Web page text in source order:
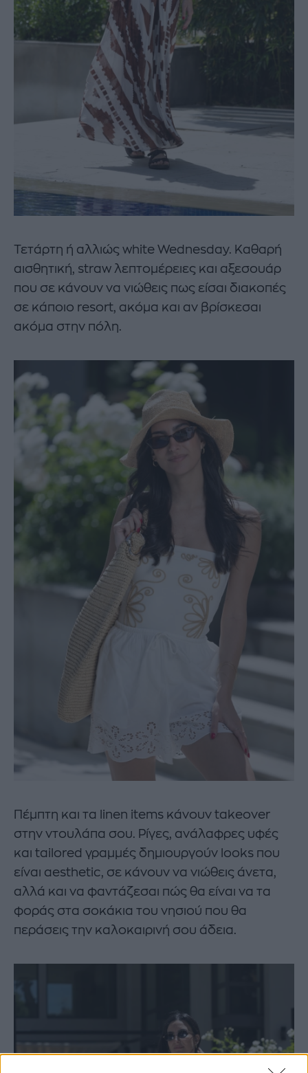
Τετάρτη ή αλλιώς white Wednesday. Καθαρή
αισθητική, straw λεπτομέρειες και αξεσουάρ
που σε κάνουν να νιώθεις πως είσαι διακοπές
σε κάποιο resort, ακόμα και αν βρίσκεσαι
ακόμα στην πόλη.
Πέμπτη και τα linen items κάνουν takeover
στην ντουλάπα σου. Ρίγες, ανάλαφρες υφές
και tailored γραμμές δημιουργούν looks που
είναι aesthetic, σε κάνουν να νιώθεις άνετα,
αλλά και να φαντάζεσαι πώς θα είναι να τα
φοράς στα σοκάκια του νησιού που θα
περάσεις την καλοκαιρινή σου άδεια.